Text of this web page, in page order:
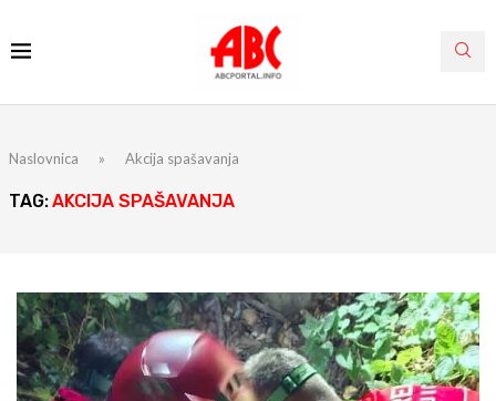
Naslovnica » Akcija spašavanja
TAG:AKCIJA SPAŠAVANJA